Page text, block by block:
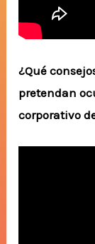
¿Qué
pretendan
corporativo